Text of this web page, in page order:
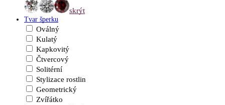
skrýt
Tvar šperku
Oválný
Kulatý
Kapkovitý
Čtvercový
Solitérní
Stylizace rostlin
Geometrický
Zvířátko